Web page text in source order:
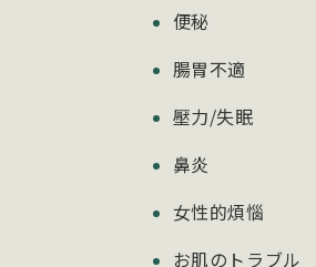
便秘
腸胃不適
壓力/失眠
鼻炎
女性的煩惱
お肌のトラブル